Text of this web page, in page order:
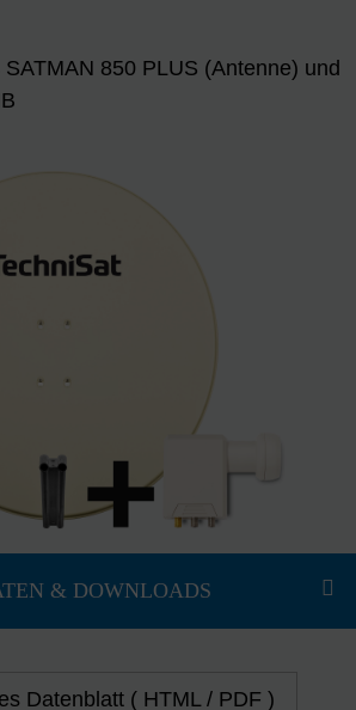
850 PLUS (Antenne) und
Datenblatt ( HTML / PDF )